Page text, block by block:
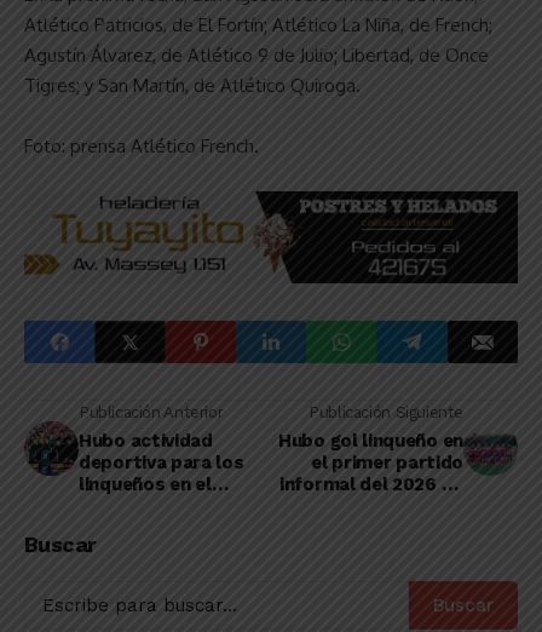
Atlético Patricios, de El Fortín; Atlético La Niña, de French;
Agustín Álvarez, de Atlético 9 de Julio; Libertad, de Once
Tigres; y San Martín, de Atlético Quiroga.
Foto: prensa Atlético French.
Publicación Anterior
Hubo actividad
deportiva para los
linqueños en el
Publicación Siguiente
Hubo gol linqueño en
el primer partido
informal del 2026 de
Buscar
Buscar